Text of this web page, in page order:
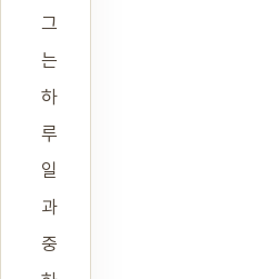
그
는
하
루
일
과
중